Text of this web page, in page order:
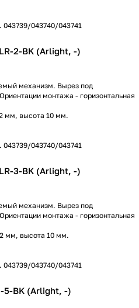
043739/043740/043741
2-BK (Arlight, -)
механизм. Вырез под
монтажа - горизонтальная
мм, высота 10 мм.
043739/043740/043741
3-BK (Arlight, -)
механизм. Вырез под
монтажа - горизонтальная
мм, высота 10 мм.
043739/043740/043741
5-BK (Arlight, -)